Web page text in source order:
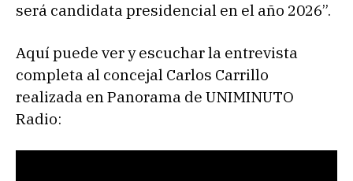
será candidata presidencial en el año 2026”.
Aquí puede ver y escuchar la entrevista
completa al concejal Carlos Carrillo
realizada en Panorama de UNIMINUTO
Radio: